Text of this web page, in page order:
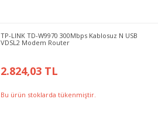
TP-LINK TD-W9970 300Mbps Kablosuz N USB
VDSL2 Modem Router
2.824,03 TL
Bu ürün stoklarda tükenmiştir.